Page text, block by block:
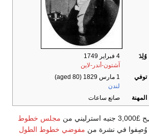
وُلِدَ
4 فبراير 1749
آشتون-أندر-لاين
توفي
1 مارس 1829
(aged 80)
لندن
المهنة
صانع ساعات
من
مجلس خطوط
وُصِفوا في نشرة من مفوضي خطوط الطول